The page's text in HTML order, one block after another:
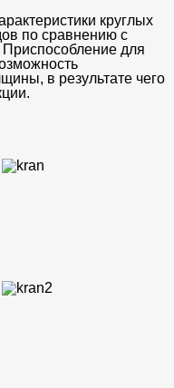
круглых
по сравнению с
для
в результате чего